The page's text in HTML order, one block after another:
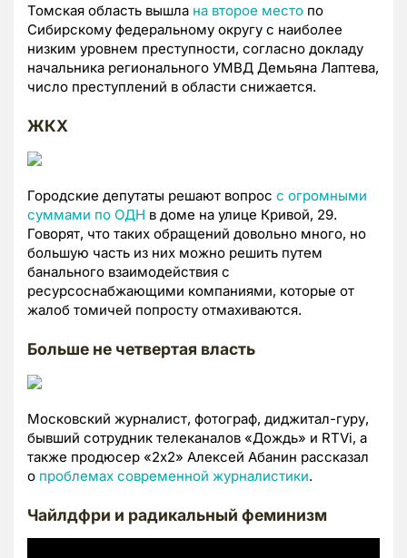
Томская область вышла на второе место по
Сибирскому федеральному округу с наиболее
низким уровнем преступности, согласно докладу
начальника регионального УМВД Демьяна Лаптева,
число преступлений в области снижается.
ЖКХ
Городские депутаты решают вопрос с огромными
суммами по ОДН в доме на улице Кривой, 29.
Говорят, что таких обращений довольно много, но
большую часть из них можно решить путем
банального взаимодействия с
ресурсоснабжающими компаниями, которые от
жалоб томичей попросту отмахиваются.
Больше не четвертая власть
Московский журналист, фотограф, диджитал-гуру,
бывший сотрудник телеканалов «Дождь» и RTVi, а
также продюсер «2х2» Алексей Абанин рассказал
о проблемах современной журналистики.
Чайлдфри и радикальный феминизм